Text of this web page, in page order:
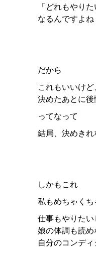
「どれもやり
なるんですよね
だから
これもいいけ
決めたあとに後
ってなって
結局、決めきれ
しかもこれ
私もめちゃく
仕事もやりたい
娘の体調も読め
自分のコンデ